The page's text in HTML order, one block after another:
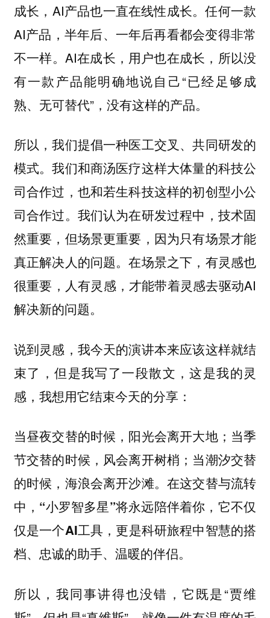
成长，AI产品也一直在线性成长。任何一款
AI产品，半年后、一年后再看都会变得非常
不一样。AI在成长，用户也在成长，所以没
有一款产品能明确地说自己“已经足够成
熟、无可替代”，没有这样的产品。
所以，我们提倡一种医工交叉、共同研发的
模式。我们和商汤医疗这样大体量的科技公
司合作过，也和若生科技这样的初创型小公
司合作过。我们认为在研发过程中，技术固
然重要，但场景更重要，因为只有场景才能
真正解决人的问题。在场景之下，有灵感也
很重要，人有灵感，才能带着灵感去驱动AI
解决新的问题。
说到灵感，我今天的演讲本来应该这样就结
束了，但是我写了一段散文，这是我的灵
感，我想用它结束今天的分享：
当昼夜交替的时候，阳光会离开大地；当季
节交替的时候，风会离开树梢；当潮汐交替
的时候，海浪会离开沙滩。在这交替与流转
中， “小罗智多星”将永远陪伴着你，它不仅
仅是一个AI工具，更是科研旅程中智慧的搭
档、忠诚的助手、温暖的伴侣。
所以，我同事讲得也没错，它既是“贾维